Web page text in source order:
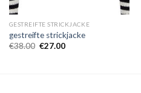
GESTREIFTE STRICKJACKE
gestreifte strickjacke
€38.00 €27.00